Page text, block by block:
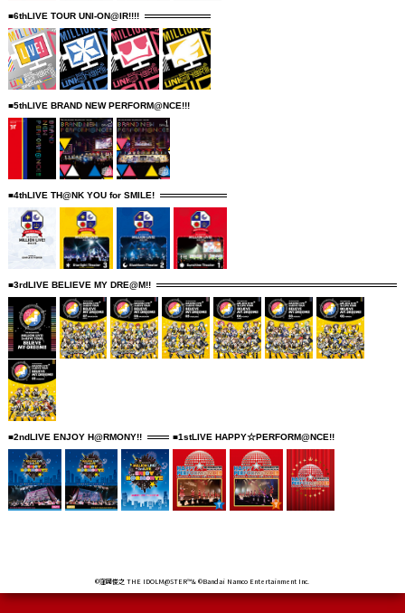
■6thLIVE TOUR UNI-ON@IR!!!!
■5thLIVE BRAND NEW PERFORM@NCE!!!
■4thLIVE TH@NK YOU for SMILE!
■3rdLIVE BELIEVE MY DRE@M!!
■2ndLIVE ENJOY H@RMONY!! ■1stLIVE HAPPY☆PERFORM@NCE!!
©窪岡俊之 THE IDOLM@STER™& ©Bandai Namco Entertainment Inc.